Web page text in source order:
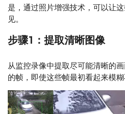
是，通过照片增强技术，可以让
见。
步骤1：提取清晰图像
从监控录像中提取尽可能清晰的
的帧，即使这些帧最初看起来模糊